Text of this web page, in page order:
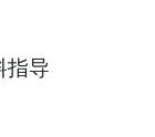
指导